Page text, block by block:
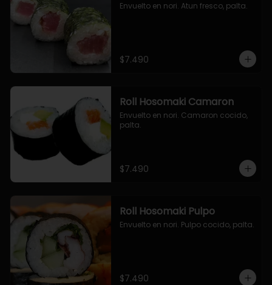
Envuelto en nori. Atun fresco, palta.
$7.490
Roll Hosomaki Camaron
Envuelto en nori. Camaron cocido,
palta.
$7.490
Roll Hosomaki Pulpo
Envuelto en nori. Pulpo cocido, palta.
$7.490